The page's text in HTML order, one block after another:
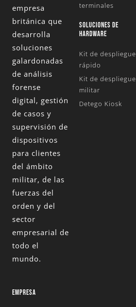
empresa
británica que
desarrolla
soluciones
galardonadas
de análisis
forense
digital, gestión
de casos y
supervisión de
dispositivos
para clientes
del ámbito
militar, de las
fuerzas del
orden y del
sector
empresarial de
todo el
mundo.
terminales
SOLUCIONES DE
HARDWARE
Kit de despliegue
rápido
Kit de despliegue
militar
Detego Kiosk
EMPRESA